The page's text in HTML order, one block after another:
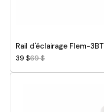
Rail d'éclairage Flem-3BT
39 $69 $